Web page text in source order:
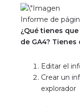
Informe de
¿Qué tienes
de GA4?
Editar el
Crear un
explorador